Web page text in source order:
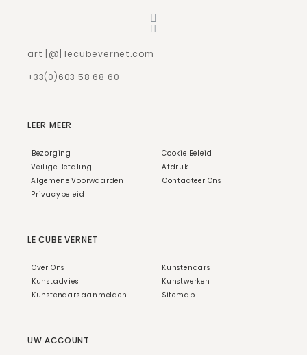
art [@] lecubevernet.com
+33(0)603 58 68 60
LEER MEER
Bezorging
Veilige Betaling
Algemene Voorwaarden
Privacybeleid
Cookie Beleid
Afdruk
Contacteer Ons
LE CUBE VERNET
Over Ons
Kunstadvies
Kunstenaars aanmelden
Kunstenaars
Kunstwerken
Sitemap
UW ACCOUNT